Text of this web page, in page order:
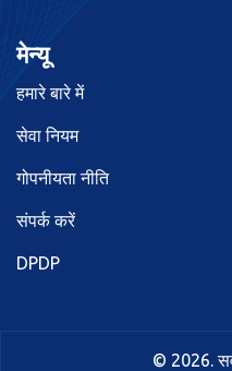
मेन्यू
हमारे बारे में
सेवा नियम
गोपनीयता नीति
संपर्क करें
DPDP
© 2026.